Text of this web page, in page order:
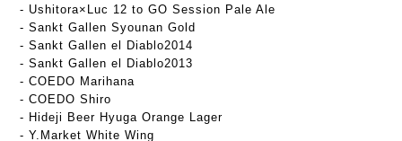
- Ushitora×Luc 12 to GO Session Pale Ale
- Sankt Gallen Syounan Gold
- Sankt Gallen el Diablo2014
- Sankt Gallen el Diablo2013
- COEDO Marihana
- COEDO Shiro
- Hideji Beer Hyuga Orange Lager
- Y.Market White Wing